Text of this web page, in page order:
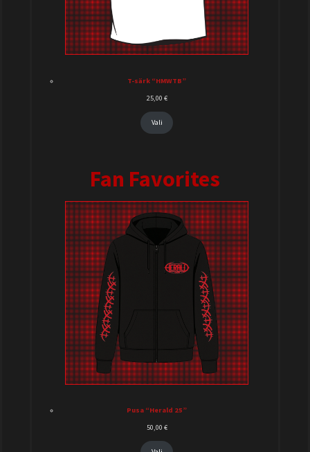
T-särk “HMWTB”
25,00 €
Vali
Fan Favorites
Pusa “Herald 25”
50,00 €